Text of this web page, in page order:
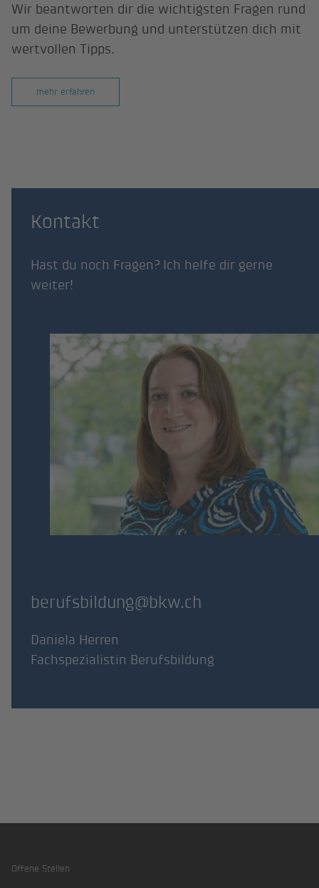
Wir beantworten dir die wichtigsten Fragen rund
um deine Bewerbung und unterstützen dich mit
wertvollen Tipps.
mehr erfahren
Kontakt
Hast du noch Fragen? Ich helfe dir gerne
weiter!
berufsbildung@bkw.ch
Daniela Herren
Fachspezialistin Berufsbildung
Footer
Offene Stellen